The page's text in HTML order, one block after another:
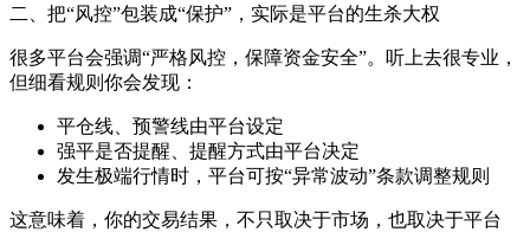
二、把“风控”包装成“保护”，实际是平台的生杀大权
很多平台会强调“严格风控，保障资金安全”。听上去很专业，
但细看规则你会发现：
平仓线、预警线由平台设定
强平是否提醒、提醒方式由平台决定
发生极端行情时，平台可按“异常波动”条款调整规则
这意味着，你的交易结果，不只取决于市场，也取决于平台